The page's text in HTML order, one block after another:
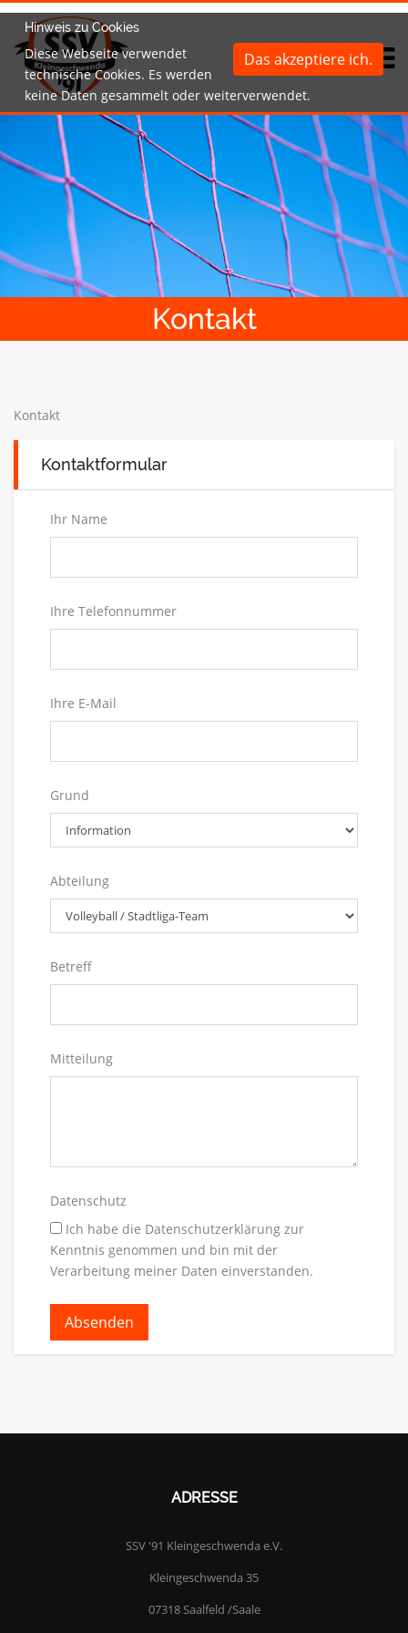
Hinweis zu Cookies
Das akzeptiere ich.
Diese Webseite verwendet
technische Cookies. Es werden
keine Daten gesammelt oder weiterverwendet.
Kontakt
Kontakt
Kontaktformular
Ihr Name
Ihre Telefonnummer
Ihre E-Mail
Grund
Abteilung
Betreff
Mitteilung
Datenschutz
Ich habe die Datenschutzerklärung zur
Kenntnis genommen und bin mit der
Verarbeitung meiner Daten einverstanden.
ADRESSE
SSV '91 Kleingeschwenda e.V.
Kleingeschwenda 35
07318 Saalfeld /Saale